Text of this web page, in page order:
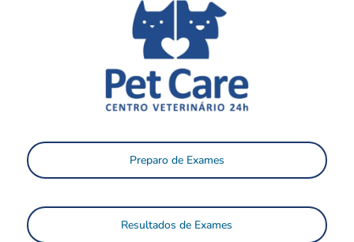
Preparo de Exames
Resultados de Exames